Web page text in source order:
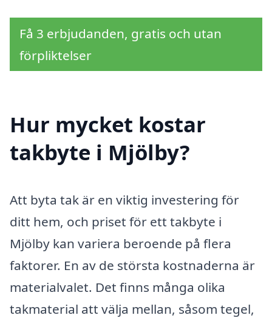
Få 3 erbjudanden, gratis och utan
förpliktelser
Hur mycket kostar
takbyte i Mjölby?
Att byta tak är en viktig investering för
ditt hem, och priset för ett takbyte i
Mjölby kan variera beroende på flera
faktorer. En av de största kostnaderna är
materialvalet. Det finns många olika
takmaterial att välja mellan, såsom tegel,